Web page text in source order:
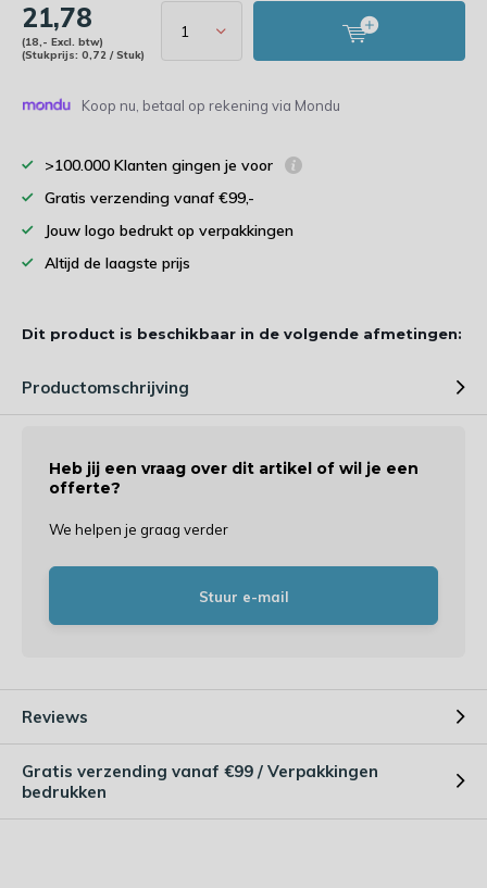
21,78
(18,- Excl. btw)
(Stukprijs: 0,72 / Stuk)
Koop nu, betaal op rekening via Mondu
>100.000 Klanten gingen je voor
Gratis verzending vanaf €99,-
Jouw logo bedrukt op verpakkingen
Altijd de laagste prijs
Dit product is beschikbaar in de volgende afmetingen:
Productomschrijving
Heb jij een vraag over dit artikel of wil je een
offerte?
We helpen je graag verder
Stuur e-mail
Reviews
Gratis verzending vanaf €99 / Verpakkingen
bedrukken